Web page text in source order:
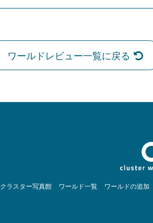
ワールドレビュー一覧に戻る
クラスター写真館 ワールド一覧 ワールドの追加